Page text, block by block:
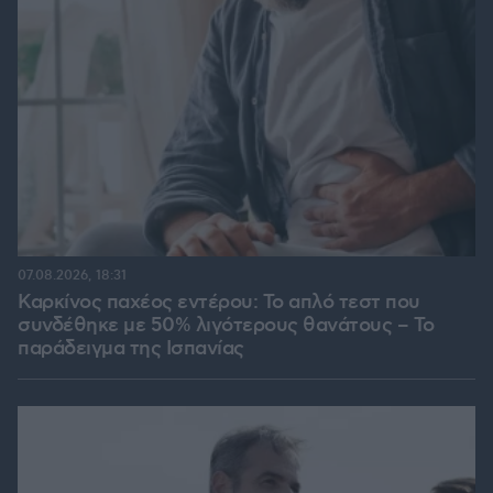
Καρκίνος παχέος εντέρου: Το απλό τεστ που
συνδέθηκε με 50% λιγότερους θανάτους – Το
παράδειγμα της Ισπανίας
07.08.2026, 18:31